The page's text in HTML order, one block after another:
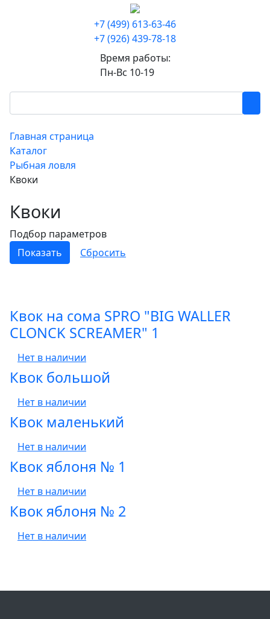
+7 (499) 613-63-46
+7 (926) 439-78-18
Время работы:
Пн-Вс 10-19
Главная страница
Каталог
Рыбная ловля
Квоки
Квоки
Подбор параметров
Квок на сома SPRO "BIG WALLER
CLONCK SCREAMER" 1
Нет в наличии
Квок большой
Нет в наличии
Квок маленький
Нет в наличии
Квок яблоня № 1
Нет в наличии
Квок яблоня № 2
Нет в наличии